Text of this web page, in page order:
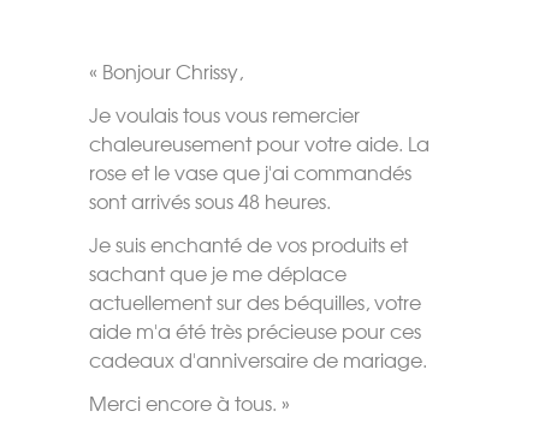
« Bonjour Chrissy,
Je voulais tous vous remercier
chaleureusement pour votre aide. La
rose et le vase que j'ai commandés
sont arrivés sous 48 heures.
Je suis enchanté de vos produits et
sachant que je me déplace
actuellement sur des béquilles, votre
aide m'a été très précieuse pour ces
cadeaux d'anniversaire de mariage.
Merci encore à tous. »